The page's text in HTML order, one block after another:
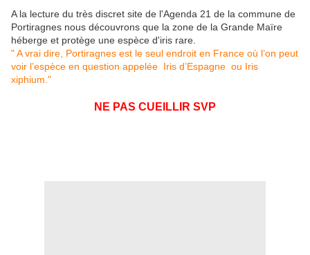
A la lecture du très discret site de l'Agenda 21 de la commune de
Portiragnes nous découvrons que la zone de la Grande Maïre
héberge et protège une espèce d'iris rare.
" A vrai dire, Portiragnes est le seul endroit en France où l’on peut
voir l’espèce en question appelée Iris d’Espagne ou Iris
xiphium."
NE PAS CUEILLIR SVP